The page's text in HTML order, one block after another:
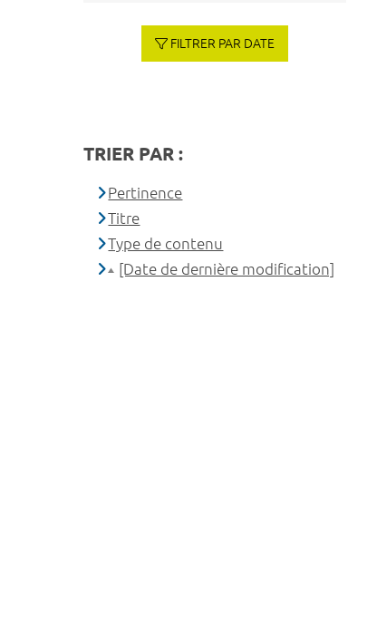
FILTRER PAR DATE
TRIER PAR :
Pertinence
Titre
Type de contenu
[Date de dernière modification]